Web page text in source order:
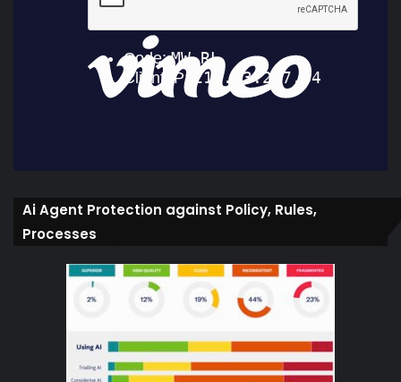
Ai Agent Protection against Policy, Rules,
Processes